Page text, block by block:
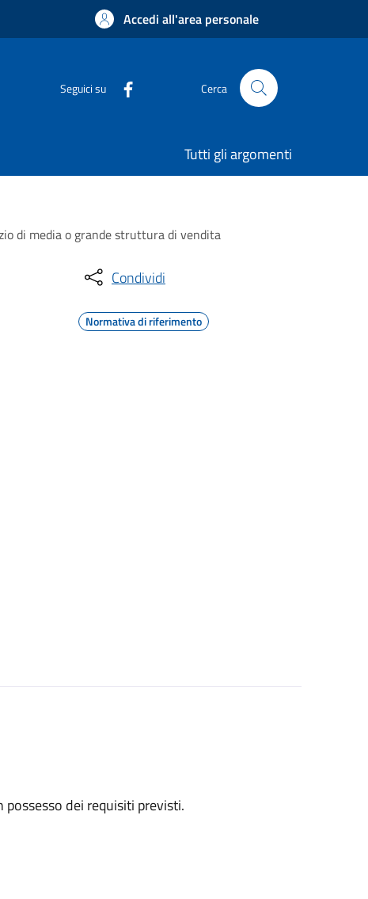
Accedi all'area personale
Seguici su Cerca
Tutti gli argomenti
di media o grande struttura di vendita
Condividi
Normativa di riferimento
dei requisiti previsti.